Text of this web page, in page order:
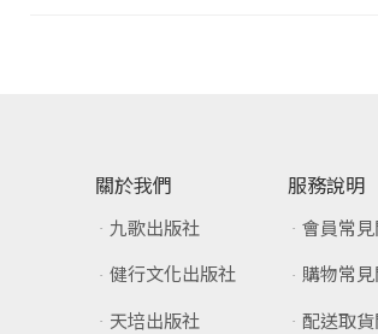
關於我們
九歌出版社
健行文化出版社
天培出版社
服務說明
會員常
購物常
配送取